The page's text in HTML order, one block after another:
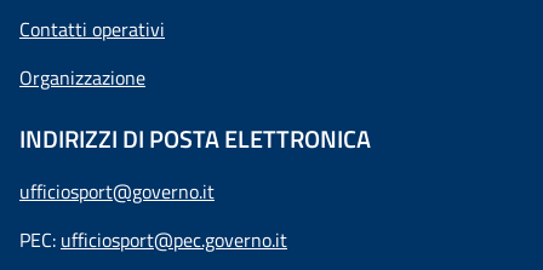
Contatti operativi
Organizzazione
INDIRIZZI DI POSTA ELETTRONICA
ufficiosport@governo.it
PEC: ufficiosport@pec.governo.it